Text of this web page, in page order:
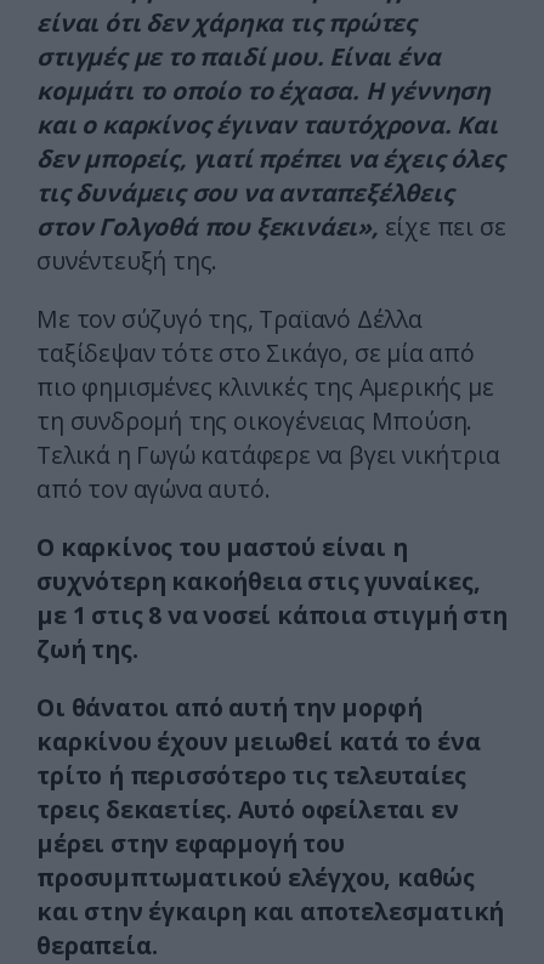
είναι ότι δεν χάρηκα τις πρώτες
στιγμές με το παιδί μου. Είναι ένα
κομμάτι το οποίο το έχασα. Η γέννηση
και ο καρκίνος έγιναν ταυτόχρονα. Και
δεν μπορείς, γιατί πρέπει να έχεις όλες
τις δυνάμεις σου να ανταπεξέλθεις
στον Γολγοθά που ξεκινάει», είχε πει σε
συνέντευξή της.
Με τον σύζυγό της, Τραϊανό Δέλλα
ταξίδεψαν τότε στο Σικάγο, σε μία από
πιο φημισμένες κλινικές της Αμερικής με
τη συνδρομή της οικογένειας Μπούση.
Τελικά η Γωγώ κατάφερε να βγει νικήτρια
από τον αγώνα αυτό.
Ο καρκίνος του μαστού είναι η
συχνότερη κακοήθεια στις γυναίκες,
με 1 στις 8 να νοσεί κάποια στιγμή στη
ζωή της.
Οι θάνατοι από αυτή την μορφή
καρκίνου έχουν μειωθεί κατά το ένα
τρίτο ή περισσότερο τις τελευταίες
τρεις δεκαετίες. Αυτό οφείλεται εν
μέρει στην εφαρμογή του
προσυμπτωματικού ελέγχου, καθώς
και στην έγκαιρη και αποτελεσματική
θεραπεία.